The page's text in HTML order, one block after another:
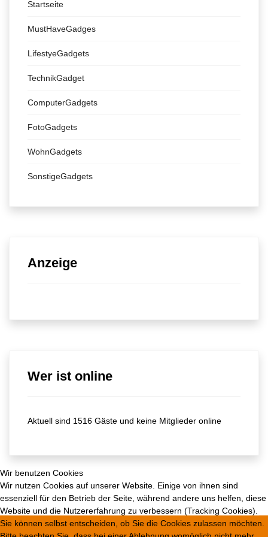
Startseite
MustHaveGadges
LifestyeGadgets
TechnikGadget
ComputerGadgets
FotoGadgets
WohnGadgets
SonstigeGadgets
Anzeige
Wer ist online
Aktuell sind 1516 Gäste und keine Mitglieder online
Wir benutzen Cookies
Wir nutzen Cookies auf unserer Website. Einige von ihnen sind
essenziell für den Betrieb der Seite, während andere uns helfen, diese
Website und die Nutzererfahrung zu verbessern (Tracking Cookies).
Sie können selbst entscheiden, ob Sie die Cookies zulassen möchten.